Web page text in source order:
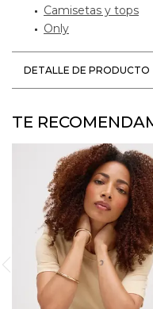
Camisetas y tops
Only
DETALLE DE PRODUCTO
TE